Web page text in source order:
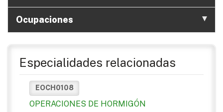
Ocupaciones
Especialidades relacionadas
EOCH0108
OPERACIONES DE HORMIGÓN